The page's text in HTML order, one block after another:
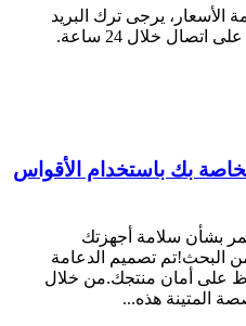
الأسعار، يرجى ترك البريد
خلال 24 ساعة.
بك باستخدام الأقواس
بشأن سلامة أجهزتك
من البحث!تم تصميم الدعامة
على أمان منتجك.من خلال
المتينة هذه...